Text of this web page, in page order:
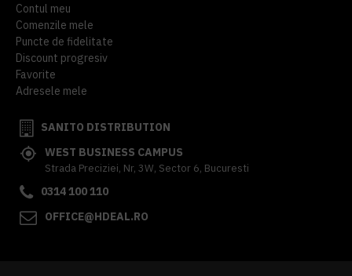
Contul meu
Comenzile mele
Puncte de fidelitate
Discount progresiv
Favorite
Adresele mele
SANITO DISTRIBUTION
WEST BUSINESS CAMPUS
Strada Preciziei, Nr, 3W, Sector 6, Bucuresti
0314 100 110
OFFICE@HDEAL.RO